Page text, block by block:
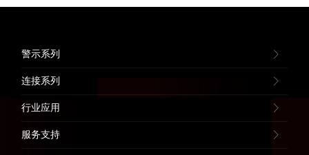
警示系列
连接系列
行业应用
服务支持